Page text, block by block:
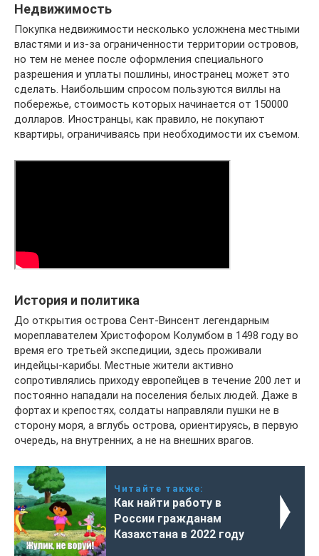
Недвижимость
Покупка недвижимости несколько усложнена местными
властями и из-за ограниченности территории островов,
но тем не менее после оформления специального
разрешения и уплаты пошлины, иностранец может это
сделать. Наибольшим спросом пользуются виллы на
побережье, стоимость которых начинается от 150000
долларов. Иностранцы, как правило, не покупают
квартиры, ограничиваясь при необходимости их съемом.
История и политика
До открытия острова Сент-Винсент легендарным
мореплавателем Христофором Колумбом в 1498 году во
время его третьей экспедиции, здесь проживали
индейцы-карибы. Местные жители активно
сопротивлялись приходу европейцев в течение 200 лет и
постоянно нападали на поселения белых людей. Даже в
фортах и крепостях, солдаты направляли пушки не в
сторону моря, а вглубь острова, ориентируясь, в первую
очередь, на внутренних, а не на внешних врагов.
Читайте также:
Как найти работу в
России гражданам
Казахстана в 2022 году